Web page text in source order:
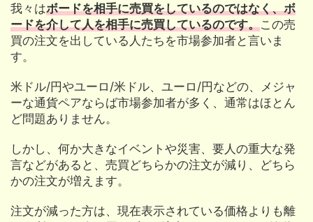
我々はボードを相手に売買をしているのではなく、ボ
ードを介して人を相手に売買しているのです。この売
買の注文を出している人たちを市場参加者と言いま
す。
米ドル/円やユーロ/米ドル、ユーロ/円などの、メジャ
ーな通貨ペアならば市場参加者が多く、通常はほとん
ど問題ありません。
しかし、何か大きなイベントや災害、要人の重大な発
言などがあると、売買どちらかの注文が減り、どちら
かの注文が増えます。
注文が減った方は、現在表示されている価格よりも離